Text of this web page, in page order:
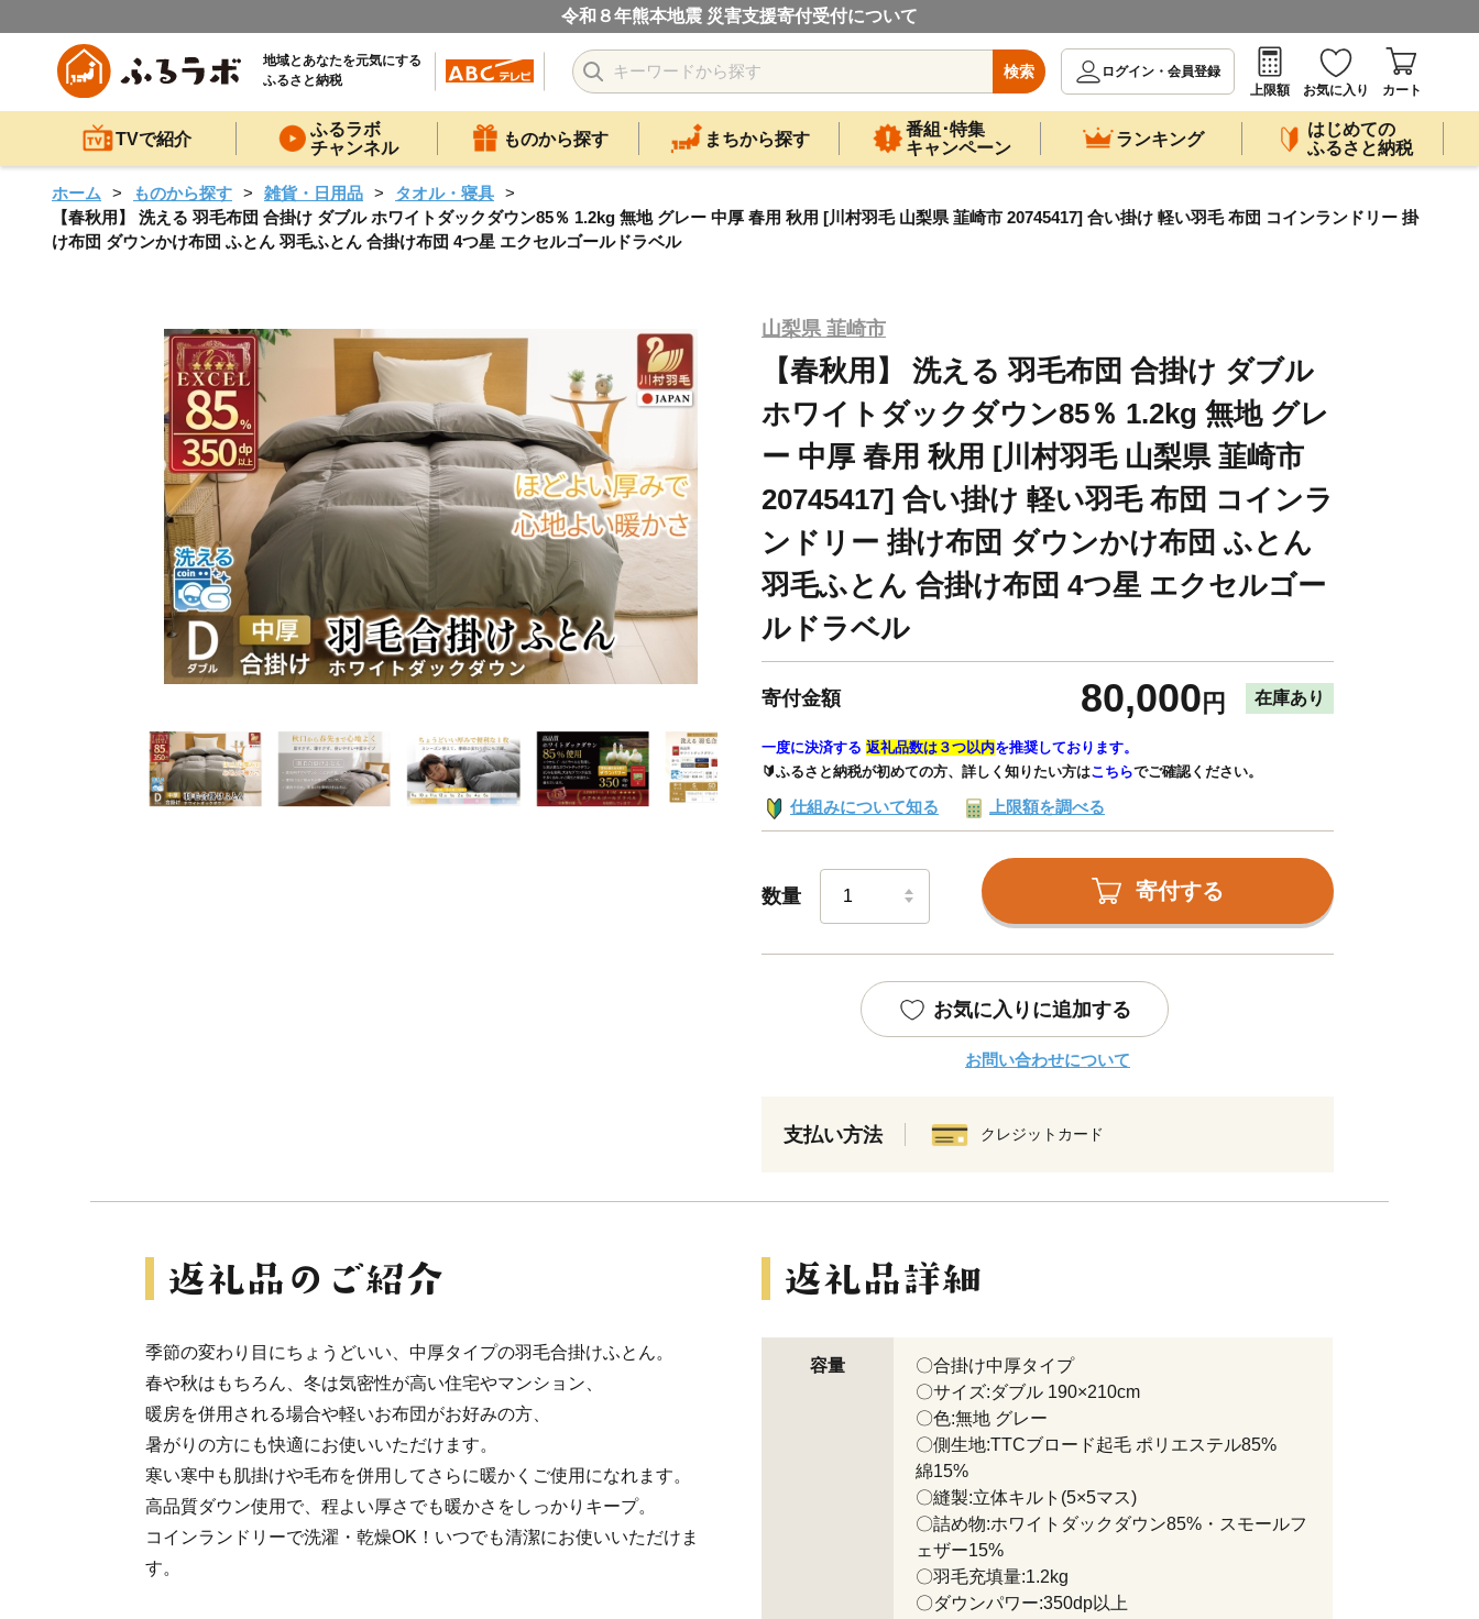
令和８年熊本地震 災害支援寄付受付について
地域とあなたを元気にする
ふるさと納税
検索
ログイン・会員登録
上限額
お気に入り カート
TVで紹介
ふるラボ
チャンネル
ものから探す まちから探す
番組･特集
キャンペーン
ランキング
はじめての
ふるさと納税
ホーム ものから探す 雑貨・日用品
タオル・寝具
【春秋用】 洗える 羽毛布団 合掛け ダブル ホワイトダックダウン85％ 1.2kg 無地 グレー 中厚 春用 秋用 [川村羽毛 山梨県 韮崎市 20745417] 合い掛け 軽い羽毛 布団 コインランドリー 掛
け布団 ダウンかけ布団 ふとん 羽毛ふとん 合掛け布団 4つ星 エクセルゴールドラベル
山梨県 韮崎市
【春秋用】 洗える 羽毛布団 合掛け ダブル
ホワイトダックダウン85％ 1.2kg 無地 グレ
ー 中厚 春用 秋用 [川村羽毛 山梨県 韮崎市
20745417] 合い掛け 軽い羽毛 布団 コインラ
ンドリー 掛け布団 ダウンかけ布団 ふとん
羽毛ふとん 合掛け布団 4つ星 エクセルゴー
ルドラベル
寄付金額 80,000 円 在庫あり
一度に決済する 返礼品数は３つ以内を推奨しております。
🔰ふるさと納税が初めての方、詳しく知りたい方はこちらでご確認ください。
仕組みについて知る 上限額を調べる
数量 寄付する
お気に入りに追加する
お問い合わせについて
支払い方法 クレジットカード
季節の変わり目にちょうどいい、中厚タイプの羽毛合掛けふとん。
春や秋はもちろん、冬は気密性が高い住宅やマンション、
暖房を併用される場合や軽いお布団がお好みの方、
暑がりの方にも快適にお使いいただけます。
寒い寒中も肌掛けや毛布を併用してさらに暖かくご使用になれます。
高品質ダウン使用で、程よい厚さでも暖かさをしっかりキープ。
コインランドリーで洗濯・乾燥OK！いつでも清潔にお使いいただけま
す。
容量
〇合掛け中厚タイプ
〇サイズ:ダブル 190×210cm
〇色:無地 グレー
〇側生地:TTCブロード起毛 ポリエステル85%
綿15%
〇縫製:立体キルト(5×5マス)
〇詰め物:ホワイトダックダウン85%・スモールフ
ェザー15%
〇羽毛充填量:1.2kg
〇ダウンパワー:350dp以上